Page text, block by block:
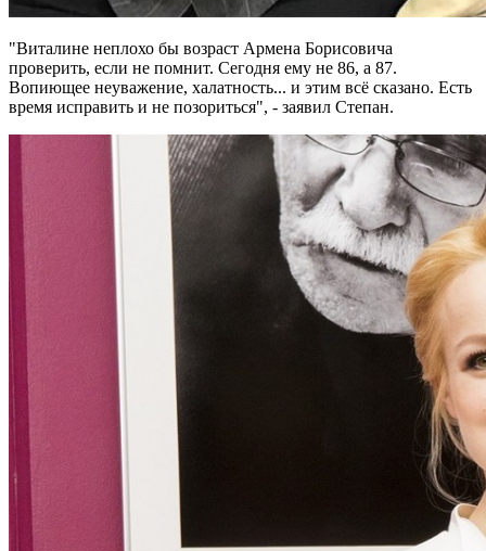
"Виталине неплохо бы возраст Армена Борисовича
проверить, если не помнит. Сегодня ему не 86, а 87.
Вопиющее неуважение, халатность... и этим всё сказано. Есть
время исправить и не позориться", - заявил Степан.